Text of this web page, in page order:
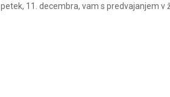
petek, 11. decembra, vam s predvajanjem v